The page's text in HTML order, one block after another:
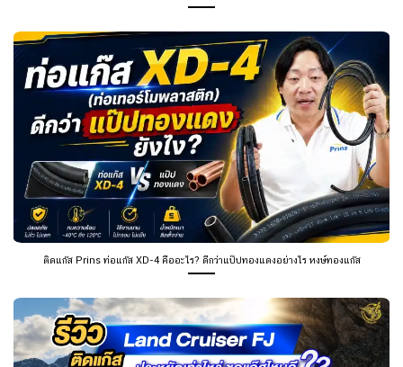
ติดแก๊ส Prins ท่อแก๊ส XD-4 คืออะไร? ดีกว่าแป๊ปทองแดงอย่างไร หงษ์ทองแก๊ส